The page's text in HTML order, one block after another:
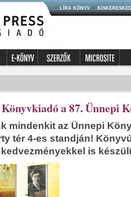
LÍRA KÖNYV
a 87. Ünnepi
mindenkit az Ünnepi
tér 4-es standján!
is